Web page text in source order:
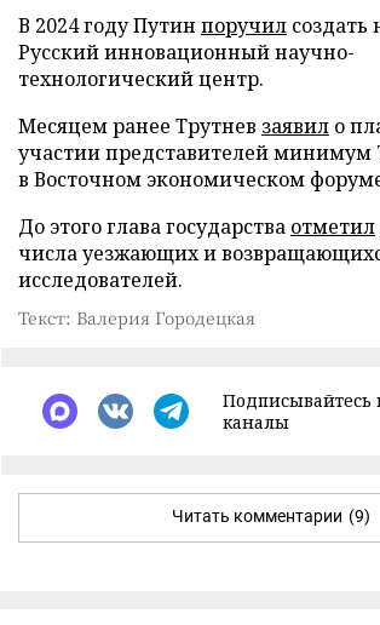
В 2024 году Путин поручил создать
Русский инновационный научно-
технологический центр.
Месяцем ранее Трутнев заявил о
участии представителей минимум
в Восточном экономическом
До этого глава государства отметил
числа уезжающих и
исследователей.
Текст: Валерия Городецкая
каналы
Читать комментарии (9)